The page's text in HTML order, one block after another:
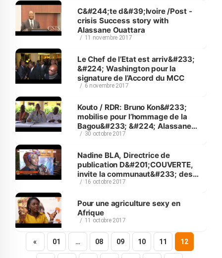
C&#244;te d&#39;Ivoire /Post -
crisis Success story with
Alassane Ouattara
11 novembre 2017
Le Chef de l’Etat est arriv&#233;
&#224; Washington pour la
signature de l’Accord du MCC
6 novembre 2017
Kouto / RDR: Bruno Kon&#233;
mobilise pour l’hommage de la
Bagou&#233; &#224; Alassane
Ouattara
30 octobre 2017
Nadine BLA, Directrice de
publication D&#201;COUVERTE,
invite la communaut&#233; des
Chefs d&#39;Entreprises
16 octobre 2017
Pour une agriculture sexy en
Afrique
11 octobre 2017
« 01 … 08 09 10 11 12